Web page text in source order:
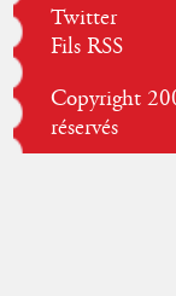
Twitter
Fils RSS
Copyright
réservés